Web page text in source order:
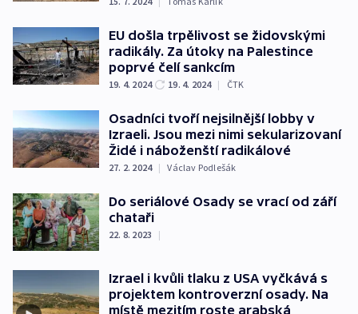
EU došla trpělivost se židovskými
radikály. Za útoky na Palestince
poprvé čelí sankcím
19. 4. 2024 19. 4. 2024 | ČTK
Osadníci tvoří nejsilnější lobby v
Izraeli. Jsou mezi nimi sekularizovaní
Židé i náboženští radikálové
27. 2. 2024 | Václav Podlešák
Do seriálové Osady se vrací od září
chataři
22. 8. 2023 |
Izrael i kvůli tlaku z USA vyčkává s
projektem kontroverzní osady. Na
místě mezitím roste arabská